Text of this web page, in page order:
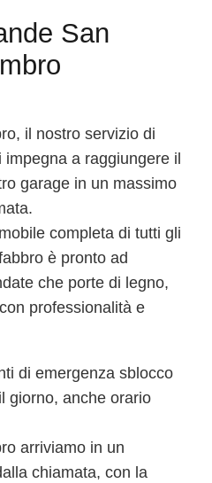
San
il nostro servizio di
a raggiungere il
garage in un massimo
completa di tutti gli
è pronto ad
che porte di legno,
professionalità e
di emergenza sblocco
giorno, anche orario
arriviamo in un
chiamata, con la